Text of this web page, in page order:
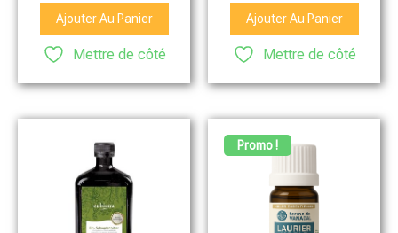
sur 5
Ajouter Au Panier
Mettre de côté
Ajouter Au Panier
Mettre de côté
Promo !